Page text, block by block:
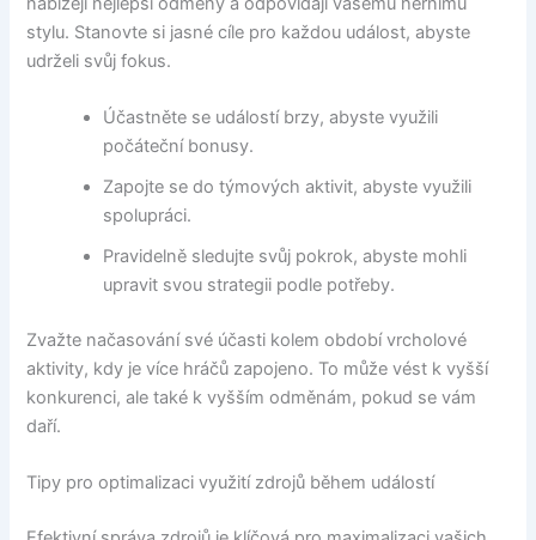
stylu. Stanovte si jasné cíle pro každou událost, abyste
udrželi svůj fokus.
Účastněte se událostí brzy, abyste využili
počáteční bonusy.
Zapojte se do týmových aktivit, abyste využili
spolupráci.
Pravidelně sledujte svůj pokrok, abyste mohli
upravit svou strategii podle potřeby.
Zvažte načasování své účasti kolem období vrcholové
aktivity, kdy je více hráčů zapojeno. To může vést k vyšší
konkurenci, ale také k vyšším odměnám, pokud se vám
daří.
Tipy pro optimalizaci využití zdrojů během událostí